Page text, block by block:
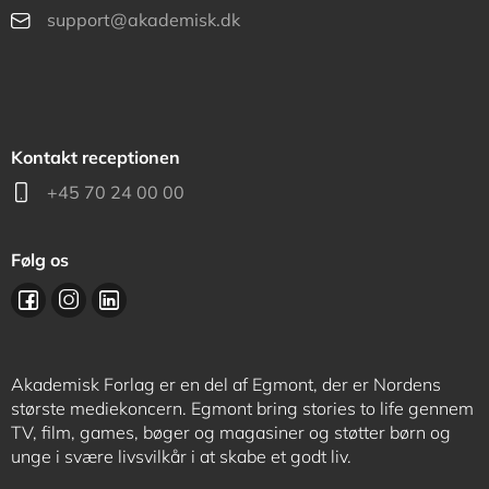
support@akademisk.dk
Kontakt receptionen
+45 70 24 00 00
Følg os
Akademisk Forlag er en del af Egmont, der er Nordens
største mediekoncern. Egmont bring stories to life gennem
TV, film, games, bøger og magasiner og støtter børn og
unge i svære livsvilkår i at skabe et godt liv.